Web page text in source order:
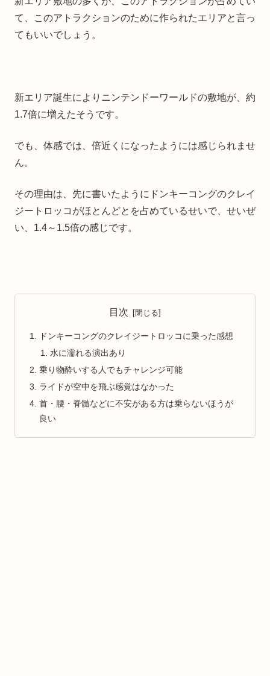
て、このアトラクションのために作られたエリアと言っ
てもいいでしょう。
新エリア誕生によりニンテンドーワールドの敷地が、約
1.7倍に増えたそうです。
でも、体感では、倍近くになったようには感じられませ
ん。
その理由は、先に書いたようにドンキーコングのクレイ
ジートロッコがほとんどとを占めているせいで、せいぜ
い、1.4～1.5倍の感じです。
目次
ドンキーコングのクレイジートロッコに乗った感想
水に濡れる演出あり
乗り物酔いする人でもチャレンジ可能
ライドが空中を飛ぶ感覚はなかった
首・腰・脊髄などに不安がある方は乗らないほうが
良い